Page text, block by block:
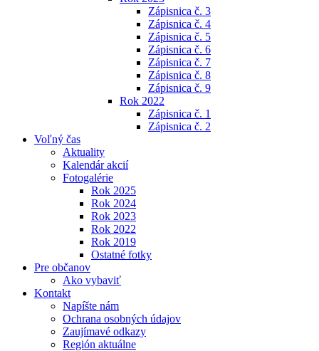
Zápisnica č. 3
Zápisnica č. 4
Zápisnica č. 5
Zápisnica č. 6
Zápisnica č. 7
Zápisnica č. 8
Zápisnica č. 9
Rok 2022
Zápisnica č. 1
Zápisnica č. 2
Voľný čas
Aktuality
Kalendár akcií
Fotogalérie
Rok 2025
Rok 2024
Rok 2023
Rok 2022
Rok 2019
Ostatné fotky
Pre občanov
Ako vybaviť
Kontakt
Napíšte nám
Ochrana osobných údajov
Zaujímavé odkazy
Región aktuálne